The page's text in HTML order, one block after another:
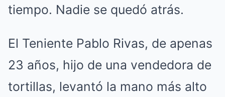
tiempo. Nadie se quedó atrás.
El Teniente Pablo Rivas, de apenas
23 años, hijo de una vendedora de
tortillas, levantó la mano más alto